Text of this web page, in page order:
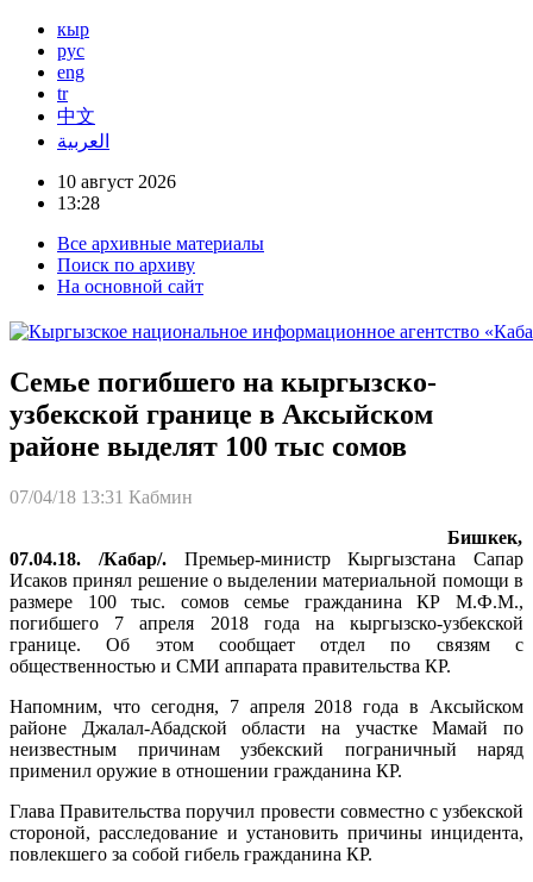
кыр
рус
eng
tr
中文
العربية
10 август 2026
13:28
Все архивные материалы
Поиск по архиву
На основной сайт
Семье погибшего на кыргызско-
узбекской границе в Аксыйском
районе выделят 100 тыс сомов
07/04/18 13:31 Кабмин
Бишкек,
07.04.18. /Кабар/. Премьер-министр Кыргызстана Сапар
Исаков принял решение о выделении материальной помощи в
размере 100 тыс. сомов семье гражданина КР М.Ф.М.,
погибшего 7 апреля 2018 года на кыргызско-узбекской
границе. Об этом сообщает отдел по связям с
общественностью и СМИ аппарата правительства КР.
Напомним, что сегодня, 7 апреля 2018 года в Аксыйском
районе Джалал-Абадской области на участке Мамай по
неизвестным причинам узбекский пограничный наряд
применил оружие в отношении гражданина КР.
Глава Правительства поручил провести совместно с узбекской
стороной, расследование и установить причины инцидента,
повлекшего за собой гибель гражданина КР.